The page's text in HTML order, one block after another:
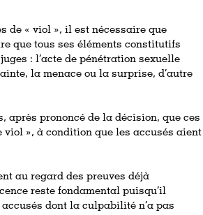
de « viol », il est nécessaire que
que tous ses éléments constitutifs
: l’acte de pénétration sexuelle
la menace ou la surprise, d’autre
après prononcé de la décision, que ces
viol », à condition que les accusés aient
au regard des preuves déjà
reste fondamental puisqu’il
dont la culpabilité n’a pas